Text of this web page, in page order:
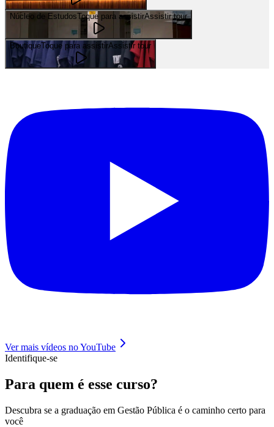
Núcleo de EstudosToque para assistirAssistir tour
BoutiqueToque para assistirAssistir tour
Ver mais vídeos no YouTube
Identifique-se
Para quem é esse curso?
Descubra se a graduação em Gestão Pública é o caminho certo para
você